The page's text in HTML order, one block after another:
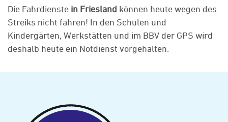
Die Fahrdienste in Friesland können heute wegen des
Streiks nicht fahren! In den Schulen und
Kindergärten, Werkstätten und im BBV der GPS wird
deshalb heute ein Notdienst vorgehalten.